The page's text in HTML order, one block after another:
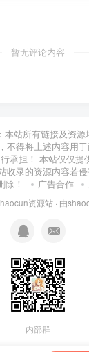
暂无评论内容
本站所有链接及资源
不得将上述内容用
承担！ 本站仅仅提
收录的资源内容若
除！
广告合作
资源站 · 由
内部群